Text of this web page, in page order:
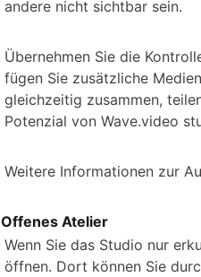
andere nicht sichtbar sein.
Übernehmen Sie die
fügen Sie zusätzliche
gleichzeitig zusammen,
Potenzial von Wave.video
Weitere Informationen zur
Offenes Atelier
Wenn Sie das Studio nur
öffnen. Dort können Sie